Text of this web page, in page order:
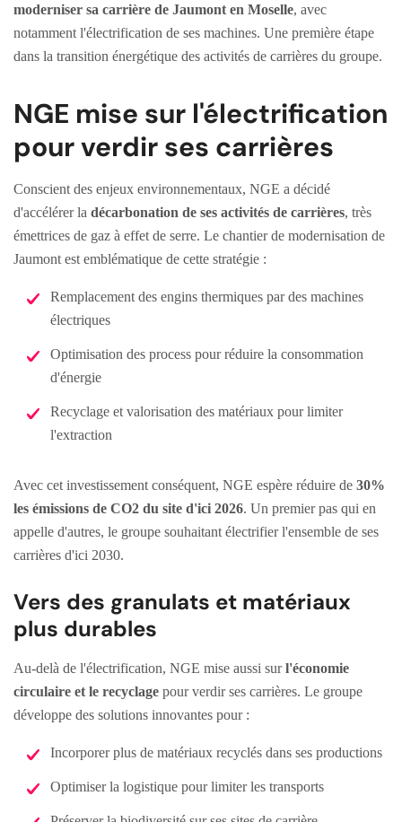
moderniser sa carrière de Jaumont en Moselle, avec
notamment l'électrification de ses machines. Une première étape
dans la transition énergétique des activités de carrières du groupe.
NGE mise sur l'électrification
pour verdir ses carrières
Conscient des enjeux environnementaux, NGE a décidé
d'accélérer la décarbonation de ses activités de carrières, très
émettrices de gaz à effet de serre. Le chantier de modernisation de
Jaumont est emblématique de cette stratégie :
Remplacement des engins thermiques par des machines
électriques
Optimisation des process pour réduire la consommation
d'énergie
Recyclage et valorisation des matériaux pour limiter
l'extraction
Avec cet investissement conséquent, NGE espère réduire de 30%
les émissions de CO2 du site d'ici 2026. Un premier pas qui en
appelle d'autres, le groupe souhaitant électrifier l'ensemble de ses
carrières d'ici 2030.
Vers des granulats et matériaux
plus durables
Au-delà de l'électrification, NGE mise aussi surl'économie
circulaire et le recyclage pour verdir ses carrières. Le groupe
développe des solutions innovantes pour :
Incorporer plus de matériaux recyclés dans ses productions
Optimiser la logistique pour limiter les transports